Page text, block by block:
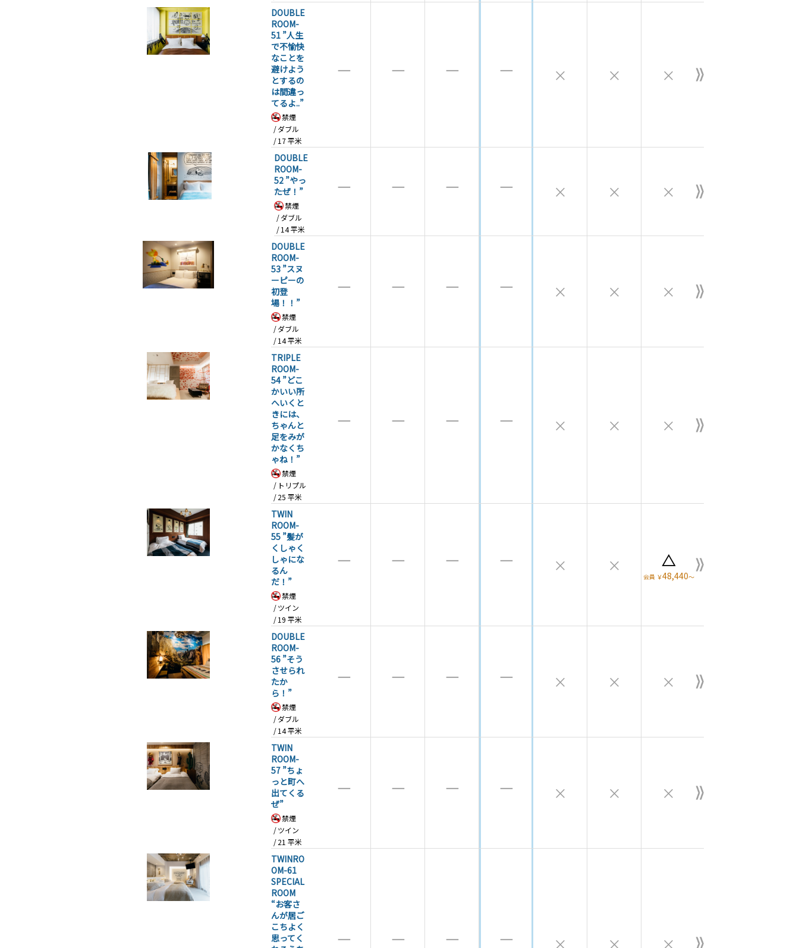
DOUBLE
ROOM-
51 ”人生
で不愉快
なことを
避けよう
とするの
は間違っ
てるよ..”
禁煙
ダブル
17平米
― ― ― ― × × ×
DOUBLE
ROOM-
52 ”やっ
たぜ！”
禁煙
ダブル
14平米
― ― ― ― × × ×
DOUBLE
ROOM-
53 ”スヌ
ーピーの
初登
場！！”
禁煙
ダブル
14平米
― ― ― ― × × ×
TRIPLE
ROOM-
54 ”どこ
かいい所
へいくと
きには、
ちゃんと
足をみが
かなくち
ゃね！”
禁煙
トリプル
25平米
― ― ― ― × × ×
TWIN
ROOM-
55 ”髪が
くしゃく
しゃにな
るん
だ！”
禁煙
ツイン
19平米
― ― ― ― × × △
会員 ￥48,440～
DOUBLE
ROOM-
56 ”そう
させられ
たか
ら！”
禁煙
ダブル
14平米
― ― ― ― × × ×
TWIN
ROOM-
57 ”ちょ
っと町へ
出てくる
ぜ”
禁煙
ツイン
21平米
― ― ― ― × × ×
TWINRO
OM-61
SPECIAL
ROOM
“お客さ
んが居ご
こちよく
思ってく
― ― ― ― × × ×